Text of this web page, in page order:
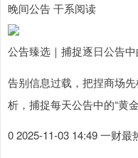
晚间公告 干系阅读
公告臻选｜捕捉逐日公告中
告别信息过载，把捏商场
析，捕捉每天公告中的“黄金
0 2025-11-03 14:49 一财最